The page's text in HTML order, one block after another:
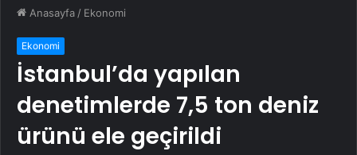
Anasayfa / Ekonomi
Ekonomi
İstanbul’da yapılan
denetimlerde 7,5 ton deniz
ürünü ele geçirildi